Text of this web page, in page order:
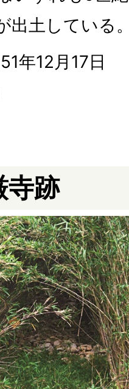
出土している
年12月17日
寺跡